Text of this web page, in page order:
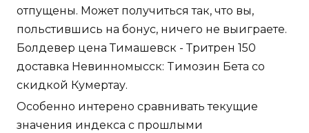
отпущены. Может получиться так, что вы,
польстившись на бонус, ничего не выиграете.
Болдевер цена Тимашевск - Тритрен 150
доставка Невинномысск: Tимозин Бета со
скидкой Кумертау.
Особенно интерено сравнивать текущие
значения индекса с прошлыми